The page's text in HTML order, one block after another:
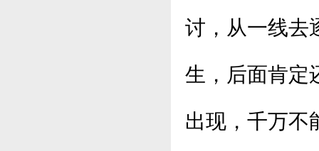
讨，从一线去
生，后面肯定
出现，千万不